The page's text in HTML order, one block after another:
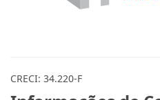
CRECI: 34.220-F